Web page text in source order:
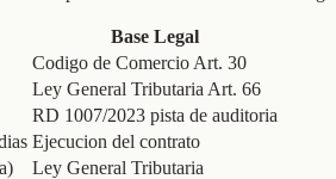
Base Legal
Codigo de Comercio Art. 30
Ley General Tributaria Art. 66
RD 1007/2023 pista de auditoria
Ejecucion del contrato
Ley General Tributaria